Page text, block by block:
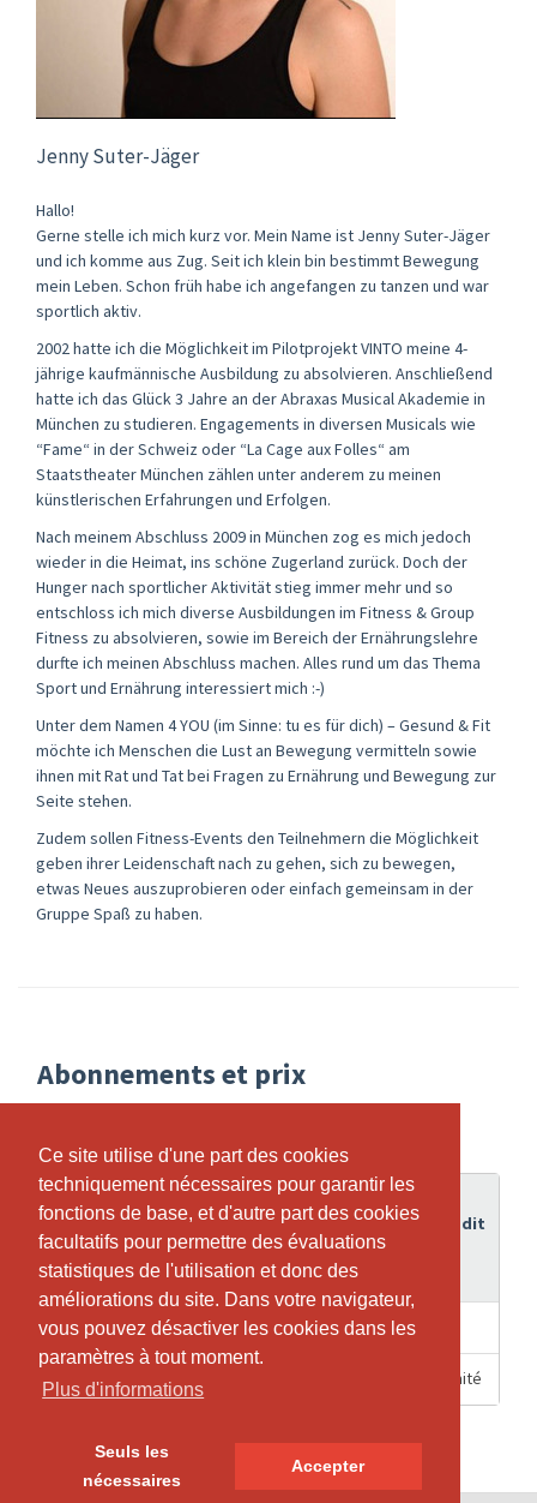
Ce site utilise d'une part des cookies
techniquement nécessaires pour garantir les
fonctions de base, et d'autre part des cookies
facultatifs pour permettre des évaluations
statistiques de l'utilisation et donc des
améliorations du site. Dans votre navigateur,
vous pouvez désactiver les cookies dans les
paramètres à tout moment.
Plus d'informations
Seuls les
nécessaires
Accepter
Ce site utilise d'une part des cookies
techniquement nécessaires pour garantir les
fonctions de base, et d'autre part des cookies
facultatifs pour permettre des évaluations
statistiques de l'utilisation et donc des
améliorations du site. Dans votre navigateur,
vous pouvez désactiver les cookies dans les
paramètres à tout moment.
Plus d'informations
Seuls les
nécessaires
Accepter
Jenny Suter-Jäger
Hallo!
Gerne stelle ich mich kurz vor. Mein Name ist Jenny Suter-Jäger
und ich komme aus Zug. Seit ich klein bin bestimmt Bewegung
mein Leben. Schon früh habe ich angefangen zu tanzen und war
sportlich aktiv.
2002 hatte ich die Möglichkeit im Pilotprojekt VINTO meine 4-
jährige kaufmännische Ausbildung zu absolvieren. Anschließend
hatte ich das Glück 3 Jahre an der Abraxas Musical Akademie in
München zu studieren. Engagements in diversen Musicals wie
“Fame“ in der Schweiz oder “La Cage aux Folles“ am
Staatstheater München zählen unter anderem zu meinen
künstlerischen Erfahrungen und Erfolgen.
Nach meinem Abschluss 2009 in München zog es mich jedoch
wieder in die Heimat, ins schöne Zugerland zurück. Doch der
Hunger nach sportlicher Aktivität stieg immer mehr und so
entschloss ich mich diverse Ausbildungen im Fitness & Group
Fitness zu absolvieren, sowie im Bereich der Ernährungslehre
durfte ich meinen Abschluss machen. Alles rund um das Thema
Sport und Ernährung interessiert mich :-)
Unter dem Namen 4 YOU (im Sinne: tu es für dich) – Gesund & Fit
möchte ich Menschen die Lust an Bewegung vermitteln sowie
ihnen mit Rat und Tat bei Fragen zu Ernährung und Bewegung zur
Seite stehen.
Zudem sollen Fitness-Events den Teilnehmern die Möglichkeit
geben ihrer Leidenschaft nach zu gehen, sich zu bewegen,
etwas Neues auszuprobieren oder einfach gemeinsam in der
Gruppe Spaß zu haben.
Abonnements et prix
Abonnement
Durée
de
validité
Crédit
4YOU - 10er ABO 8 Mois
DropIn Illimité